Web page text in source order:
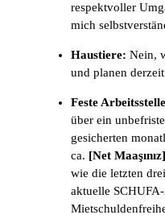
respektvoller
mich
Haustiere: Nein,
und planen
Feste
über ein
gesicherten
ca. [Net Maaşınız]
wie die letzten
aktuelle